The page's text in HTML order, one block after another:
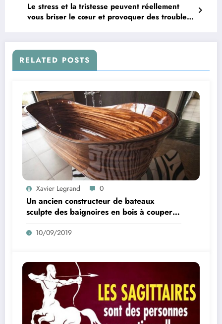
Le stress et la tristesse peuvent réellement
vous briser le cœur et provoquer des troubles
RELATED POSTS
Xavier Legrand 0
Un ancien constructeur de bateaux
sculpte des baignoires en bois à couper le
souffle
10/09/2019